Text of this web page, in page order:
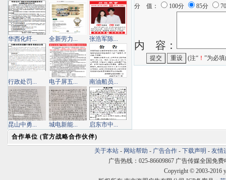
分 值：
100分 85分
内 容：
(注“ ！ ”为必
华西化纤... 全新劳力... 张浩军陈...
行政处罚... 电子屏五... 南油船员...
昆山中勇... 城电新能...
启东市中...
合作单位 (官方战略合作伙伴)
关于本站 - 网站帮助 - 广告合作 - 下载声明 - 友情
广告热线：025-86609867 广告传媒全国免费
Copyright © 2003-2016